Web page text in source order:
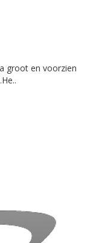
groot en voorzien